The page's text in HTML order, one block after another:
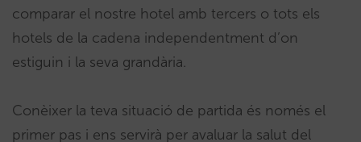
comparar el nostre hotel amb tercers o tots els
hotels de la cadena independentment d’on
estiguin i la seva grandària.
Conèixer la teva situació de partida és només el
primer pas i ens servirà per avaluar la salut del